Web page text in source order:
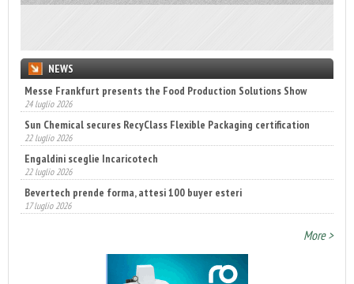
NEWS
Messe Frankfurt presents the Food Production Solutions Show
24 luglio 2026
Sun Chemical secures RecyClass Flexible Packaging certification
22 luglio 2026
Engaldini sceglie Incaricotech
22 luglio 2026
Bevertech prende forma, attesi 100 buyer esteri
17 luglio 2026
Annunciati i finalisti dei Diamonds Awards 2026 di FTA Europe
More >